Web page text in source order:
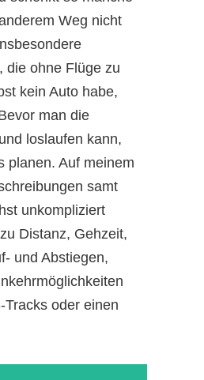
Weg nicht
die ohne Flüge zu
kein Auto habe,
man die
loslaufen kann,
planen. Auf meinem
samt
unkompliziert
Distanz, Gehzeit,
und Abstiegen,
oder einen